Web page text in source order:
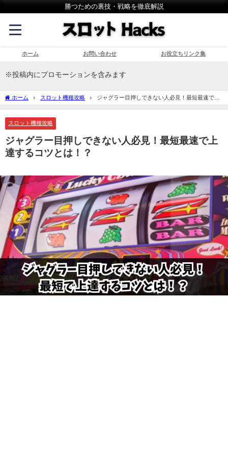
勝つための裏技・戦略を徹底解説
ホーム お問い合わせ お役立ちリンク集
※投稿内にプロモーションを含みます
ホーム スロット機種攻略
ジャグラー目押しできない人必見！最短最速で上
達するコツとは！？
スロット機種攻略
ジャグラー目押しできない人必見！最短最速で上
達するコツとは！？